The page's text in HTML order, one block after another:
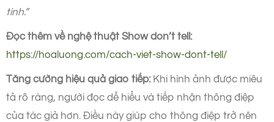
tinh.”
Đọc thêm về nghệ thuật Show don’t tell:
https://hoaluong.com/cach-viet-show-dont-tell/
Tăng cường hiệu quả giao tiếp:Khi hình ảnh được miêu
tả rõ ràng, người đọc dễ hiểu và tiếp nhận thông điệp
của tác giả hơn. Điều này giúp cho thông điệp trở nên